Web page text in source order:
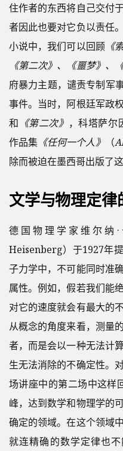
住作者的东西将自己交付
者因此也要对它负以责任
小说中，我们可以回顾《
《第二次》、《噩梦》、
府暴力主题，谴责专制军
事件。当时，阿根廷军政
和 《第二次》 ，科塔萨尔
作品集 《任何一个人》 （
除而被迫在墨西哥出版了这
文学与物理定
德国物理学家维尔纳
Heisenberg）于1927年
子力学中，不可能同时准
属性。例如，假若我们能
对它的速度就会有最大的
从概念的角度来看，测量
者，而是会以一种无法计
生无法消除的不确定性。
场讲座中的第二场中这样
峰，达到数学和物理学的
确定的领域。在这个领域
就连精确的数学定律也